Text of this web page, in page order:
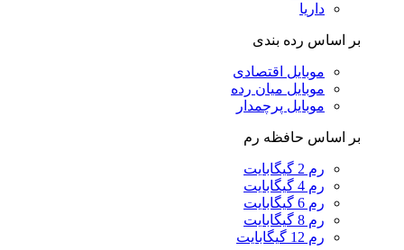
داریا
بر اساس رده بندی
موبایل اقتصادی
موبایل میان رده
موبایل پرچمدار
بر اساس حافظه رم
رم 2 گیگابایت
رم 4 گیگابایت
رم 6 گیگابایت
رم 8 گیگابایت
رم 12 گیگابایت